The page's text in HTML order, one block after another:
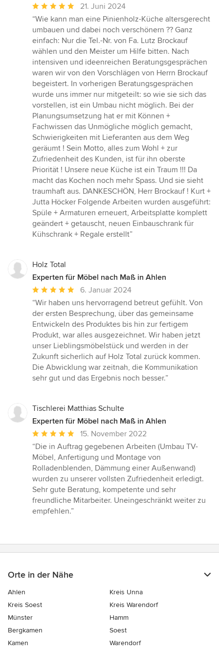
Durchschnittliche
Bewertung:
5
von
5
Sternen
21. Juni 2024
“Wie kann man eine Pinienholz-Küche altersgerecht
umbauen und dabei noch verschönern ?? Ganz
einfach: Nur die Tel.-Nr. von Fa. Lutz Brockauf
wählen und den Meister um Hilfe bitten. Nach
intensiven und ideenreichen Beratungsgesprächen
waren wir von den Vorschlägen von Herrn Brockauf
begeistert. In vorherigen Beratungsgesprächen
wurde uns immer nur mitgeteilt: so wie sie sich das
vorstellen, ist ein Umbau nicht möglich. Bei der
Planungsumsetzung hat er mit Können +
Fachwissen das Unmögliche möglich gemacht,
Schwierigkeiten mit Lieferanten aus dem Weg
geräumt ! Sein Motto, alles zum Wohl + zur
Zufriedenheit des Kunden, ist für ihn oberste
Priorität ! Unsere neue Küche ist ein Traum !!! Da
macht das Kochen noch mehr Spass. Und sie sieht
traumhaft aus. DANKESCHÖN, Herr Brockauf ! Kurt +
Jutta Höcker Folgende Arbeiten wurden ausgeführt:
Spüle + Armaturen erneuert, Arbeitsplatte komplett
geändert + getauscht, neuen Einbauschrank für
Kühschrank + Regale erstellt”
Holz Total
Experten für Möbel nach Maß in Ahlen
Durchschnittliche
Bewertung:
5
von
5
Sternen
6. Januar 2024
“Wir haben uns hervorragend betreut gefühlt. Von
der ersten Besprechung, über das gemeinsame
Entwickeln des Produktes bis hin zur fertigem
Produkt, war alles ausgezeichnet. Wir haben jetzt
unser Lieblingsmöbelstück und werden in der
Zukunft sicherlich auf Holz Total zurück kommen.
Die Abwicklung war zeitnah, die Kommunikation
sehr gut und das Ergebnis noch besser.”
Tischlerei Matthias Schulte
Experten für Möbel nach Maß in Ahlen
Durchschnittliche
Bewertung:
5
von
5
Sternen
15. November 2022
“Die in Auftrag gegebenen Arbeiten (Umbau TV-
Möbel, Anfertigung und Montage von
Rolladenblenden, Dämmung einer Außenwand)
wurden zu unserer vollsten Zufriedenheit erledigt.
Sehr gute Beratung, kompetente und sehr
freundliche Mitarbeiter. Uneingeschränkt weiter zu
empfehlen.”
Orte in der Nähe
Ahlen
Kreis Unna
Kreis Soest
Kreis Warendorf
Münster
Hamm
Bergkamen
Soest
Kamen
Warendorf